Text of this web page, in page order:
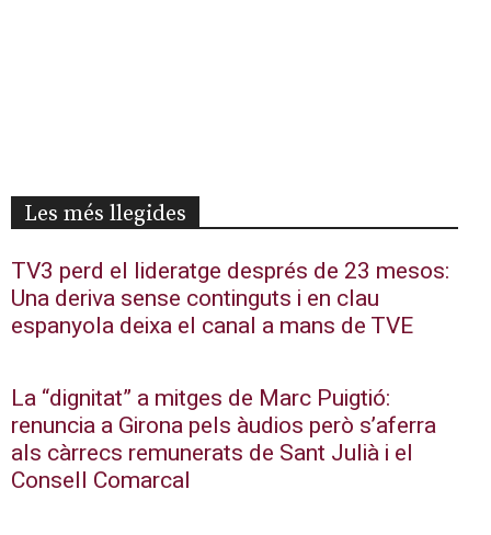
Les més llegides
TV3 perd el lideratge després de 23 mesos:
Una deriva sense continguts i en clau
espanyola deixa el canal a mans de TVE
La “dignitat” a mitges de Marc Puigtió:
renuncia a Girona pels àudios però s’aferra
als càrrecs remunerats de Sant Julià i el
Consell Comarcal